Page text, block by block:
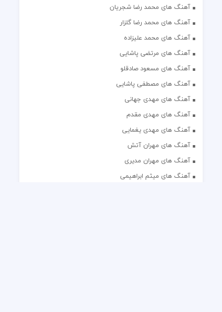
آهنگ های محمد رضا شجریان
آهنگ های محمد رضا گلزار
آهنگ های محمد علیزاده
آهنگ های مرتضی پاشایی
آهنگ های مسعود صادقلو
آهنگ های مصطفی پاشایی
آهنگ های مهدی جهانی
آهنگ های مهدی مقدم
آهنگ های مهدی یغمایی
آهنگ های مهران آتش
آهنگ های مهران مدیری
آهنگ های میثم ابراهیمی